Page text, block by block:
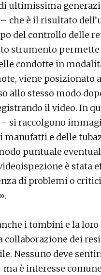
ultimissima
che è il risultato
del controllo delle
strumento
condotte in
viene posizionato
allo stesso modo
il video. In
– si raccolgono
manufatti e delle
puntuale
è stata
di problemi o
i tombini e la
collaborazione dei
Nessuno deve
è interesse